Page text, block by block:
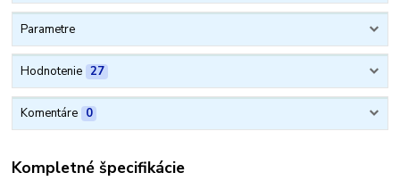
Parametre
Hodnotenie 27
Komentáre 0
Kompletné špecifikácie